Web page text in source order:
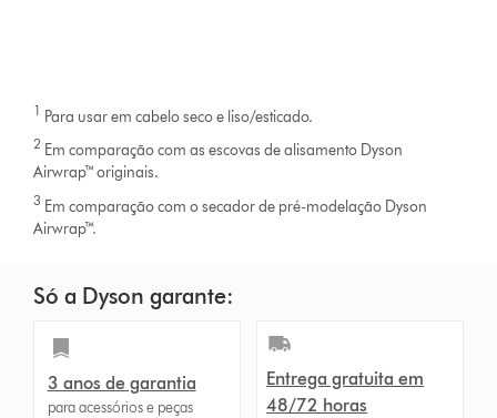
1 Para usar em cabelo seco e liso/esticado.
2 Em comparação com as escovas de alisamento Dyson
Airwrap™ originais.
3 Em comparação com o secador de pré-modelação Dyson
Airwrap™.
Só a Dyson garante:
3 anos de garantia
para acessórios e peças
Entrega gratuita em
48/72 horas